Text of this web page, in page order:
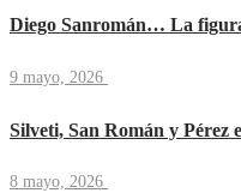
Diego Sanromán… La
9 mayo, 2026
Silveti, San Román y Pérez
8 mayo, 2026